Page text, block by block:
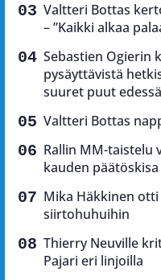
Valtteri Bottas
– ”Kaikki alkaa
Sebastien Ogierin
pysäyttävistä
suuret puut
Valtteri Bottas
Rallin MM-taistelu
kauden
Mika Häkkinen
siirtohuhuihin
Thierry Neuville
Pajari eri linjoilla